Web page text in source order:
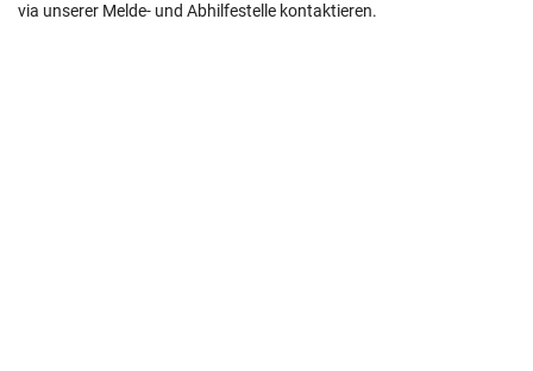
via unserer Melde- und Abhilfestelle kontaktieren.